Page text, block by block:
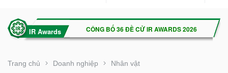
Trang chủ Doanh nghiệp Nhân vật
(-)
VIETSTOCK